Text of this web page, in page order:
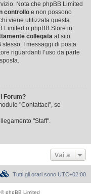
Nota che phpBB Limited
controllo e non possono
viene utilizzata questa
Limited o phpBB Store in
collegata al sito
I messaggi di posta
riguardanti l’uso da parte
Forum?
"Contattaci", se
"Staff".
Vai a
Tutti gli orari sono UTC+02:00
phpBB Limited